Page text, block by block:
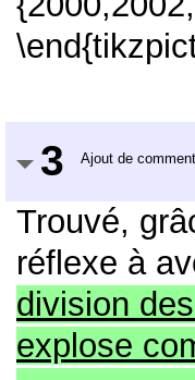
3 Ajout de
Trouvé,
réflexe à
division
explose